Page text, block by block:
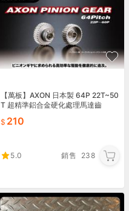
【萬板】AXON 日本製 64P 22T~50
T 超精準鋁合金硬化處理馬達齒
210
5.0 銷售 238